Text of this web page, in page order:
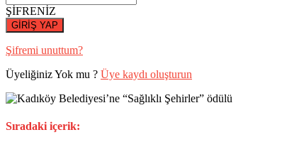
ŞİFRENİZ
GİRİŞ YAP
Şifremi unuttum?
Üyeliğiniz Yok mu ? Üye kaydı oluşturun
Sıradaki içerik: